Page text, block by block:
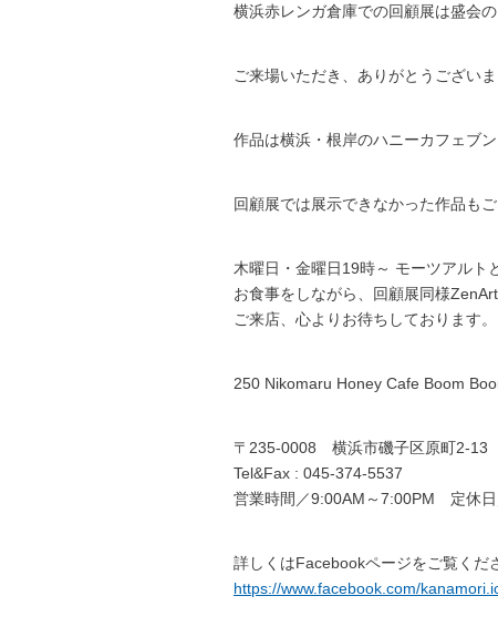
横浜赤レンガ倉庫での回顧展は盛会
ご来場いただき、ありがとうございま
作品は横浜・根岸のハニーカフェブ
回顧展では展示できなかった作品も
木曜日・金曜日19時～ モーツアルト
お食事をしながら、回顧展同様
ご来店、心よりお待ちしております。
250 Nikomaru Honey Cafe Boom
〒235-0008 横浜市磯子区原町2-13
Tel&Fax : 045-374-5537
営業時間／9:00AM～7:00PM 定休日
詳しくはFacebookページをご覧くだ
https://www.facebook.com/